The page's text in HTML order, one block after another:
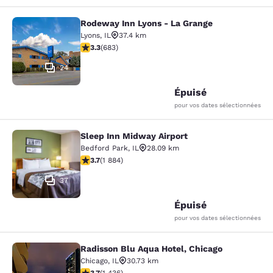
Rodeway Inn Lyons - La Grange
24
Rodeway Inn Lyons - La Grange
Lyons, IL
37.4 km
3.33 étoiles. Bien. 683 commentaires
3.3(683)
Épuisé
pour vos dates sélectionnées
Sleep Inn Midway Airport
37
Sleep Inn Midway Airport
Bedford Park, IL
28.09 km
3.71 étoiles. Bien. 1884 commentaires
3.7(1 884)
Épuisé
pour vos dates sélectionnées
Radisson Blu Aqua Hotel, Chicago
Radisson Blu Aqua Hotel, Chicago
Chicago, IL
30.73 km
3.66 étoiles. Bien. 1436 commentaires